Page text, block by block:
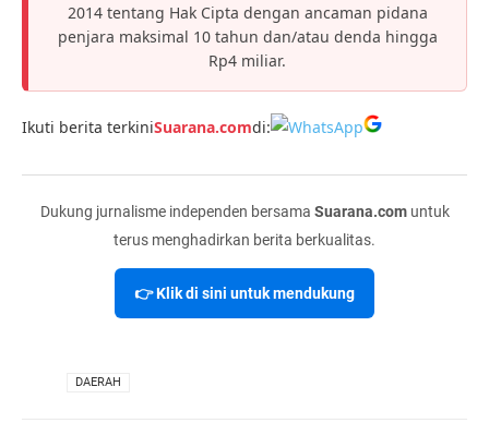
2014 tentang Hak Cipta dengan ancaman pidana
penjara maksimal 10 tahun dan/atau denda hingga
Rp4 miliar.
Ikuti berita terkiniSuarana.comdi:
Dukung jurnalisme independen bersama Suarana.comuntuk
terus menghadirkan berita berkualitas.
👉 Klik di sini untuk mendukung
DAERAH